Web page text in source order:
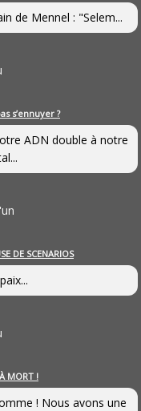
de Mennel : "Selem...
s’ennuyer ?
ADN double à notre
DE SCENARIOS
MORT !
! Nous avons une